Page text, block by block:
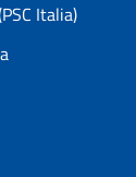
Italia)